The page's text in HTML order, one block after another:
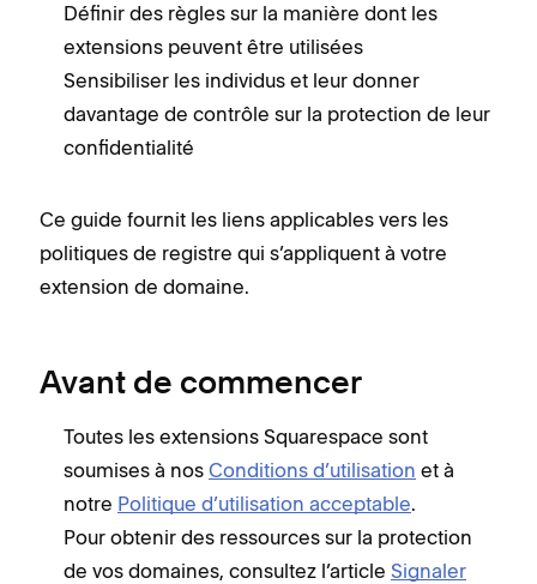
Définir des règles sur la manière dont les
extensions peuvent être utilisées
Sensibiliser les individus et leur donner
davantage de contrôle sur la protection de leur
confidentialité
Ce guide fournit les liens applicables vers les
politiques de registre qui s’appliquent à votre
extension de domaine.
Avant de commencer
Toutes les extensions Squarespace sont
soumises à nos Conditions d’utilisation et à
notre Politique d’utilisation acceptable.
Pour obtenir des ressources sur la protection
de vos domaines, consultez l’article Signaler